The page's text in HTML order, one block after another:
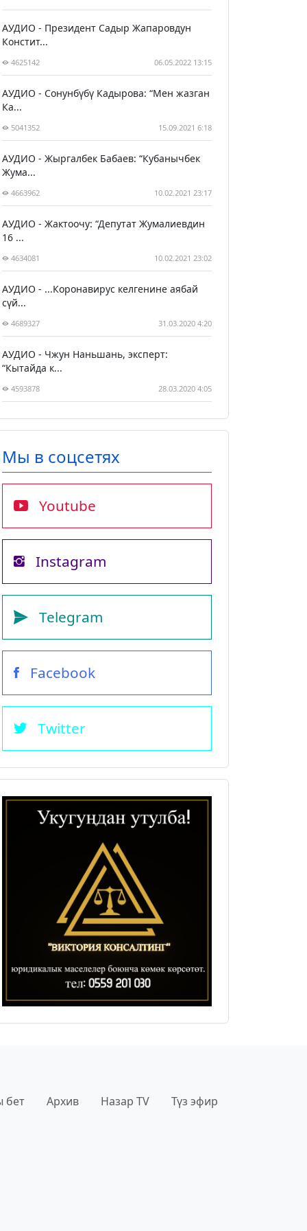
АУДИО - Президент Садыр Жапаровдун
Констит...
4625142 06.05.2022 13:15
АУДИО - Сонунбүбү Кадырова: “Мен жазган
Ка...
5041352 15.09.2021 6:18
АУДИО - Жыргалбек Бабаев: “Кубанычбек
Жума...
4663962 10.02.2021 23:17
АУДИО - Жактоочу: “Депутат Жумалиевдин
16 ...
4634081 10.02.2021 23:02
АУДИО - ...Коронавирус келгенине аябай
сүй...
4689327 31.03.2020 4:20
АУДИО - Чжун Наньшань, эксперт:
“Кытайда к...
4593878 28.03.2020 4:05
Мы в соцсетях
Youtube
Instagram
Telegram
Facebook
Twitter
бет Архив Назар TV Түз эфир